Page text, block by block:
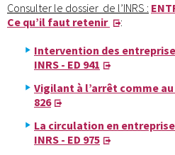
Consulter le dossier de l’INRS :
Ce qu’il faut retenir
:
Intervention des
INRS - ED 941
Vigilant à l’arrêt comme
826
La circulation en
INRS - ED 975